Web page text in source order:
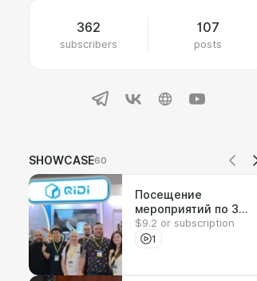
362
subscribers
107
posts
SHOWCASE60
Посещение
мероприятий по 3д
печати, как это
помогает
$9.2 or subscription
1